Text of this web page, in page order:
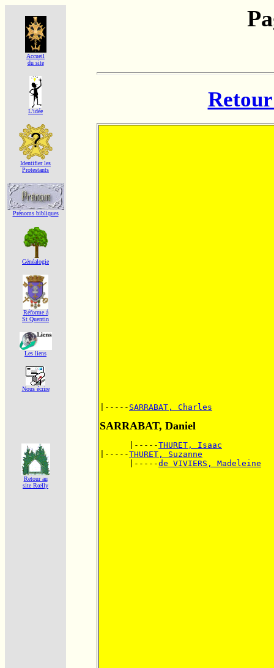
Accueil
du site
L'idée
Identifier les
Protestants
Prénoms bibliques
Généalogie
Réforme á
St Quentin
Les liens
Nous écrire
Retour au
site Rœlly
|----- SARRABAT, Charles
SARRABAT, Daniel
      |-----
THURET, Isaac
|-----THURET, Suzanne
      |-----
de VIVIERS, Madeleine